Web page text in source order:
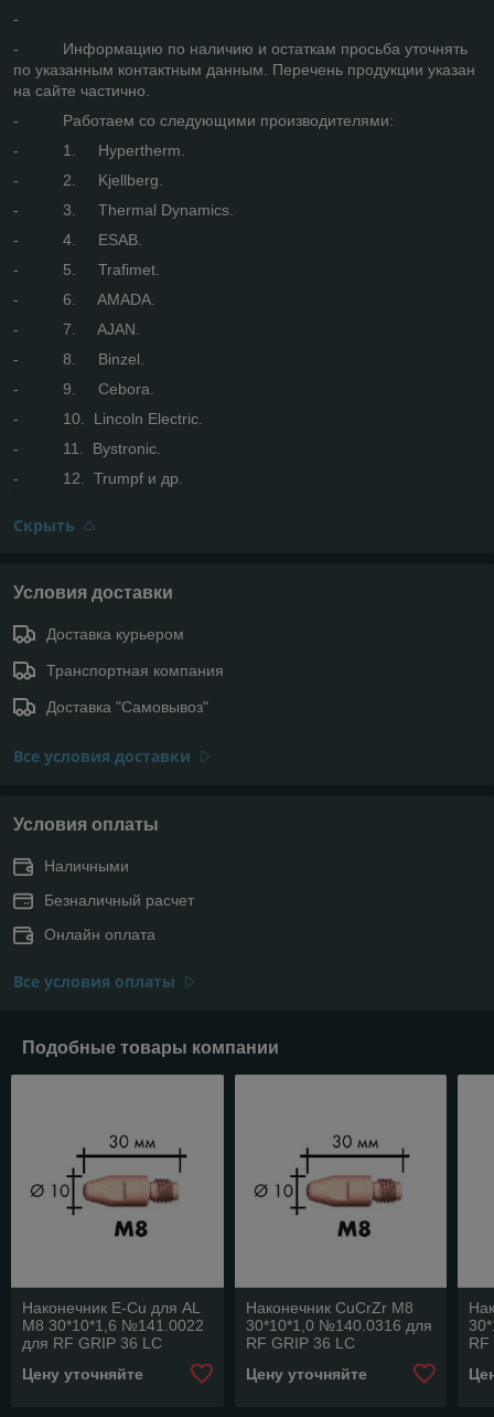
-
- Информацию по наличию и остаткам просьба уточнять
по указанным контактным данным. Перечень продукции указан
на сайте частично.
- Работаем со следующими производителями:
- 1. Hypertherm.
- 2. Kjellberg.
- 3. Thermal Dynamics.
- 4. ESAB.
- 5. Trafimet.
- 6. AMADA.
- 7. AJAN.
- 8. Binzel.
- 9. Cebora.
- 10. Lincoln Electric.
- 11. Bystronic.
- 12. Trumpf и др.
Скрыть
Условия доставки
Доставка курьером
Транспортная компания
Доставка "Самовывоз"
Все условия доставки
Условия оплаты
Наличными
Безналичный расчет
Онлайн оплата
Все условия оплаты
Подобные товары компании
Наконечник E-Cu для AL
M8 30*10*1,6 №141.0022
для RF GRIP 36 LC
Цену уточняйте
Наконечник CuCrZr M8
30*10*1,0 №140.0316 для
RF GRIP 36 LC
Цену уточняйте
RF